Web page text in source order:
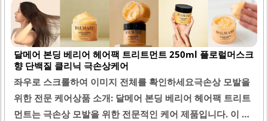
서는 단백질 쉐이크를 고를 때 꼭 확인해야 할 핵심 포인트를
친절하게 알려드릴게요.1. 단백질 쉐이크 성분표에서 꼭 확인
할 것단백질 쉐이크를 고를 때 가장 먼저 봐야 할 것은 성분표
예요. 제품마다 단백질 함량이 크게 다를 수 있어서 한 번에
얼마나 많은 단백질을 섭취할 수 있는지 확인하는 게 중요해
요. 보통 1회분 기준으로 20~30g의 단백질이 들어있는 제품
이 좋아요. 또, 첨가된 당류와 지방의 양도 꼭..
달메어 본딩 베리어 헤어팩 트리트먼트 250ml 플로럴머스크
향 단백질 클리닉 극손상케어
좌우로 스크롤하여 이미지 전체를 확인하세요극손상 모발을
위한 전문 케어상품 소개: 달메어 본딩 베리어 헤어팩 트리트
먼트는 극손상 모발을 위한 전문적인 케어 제품입니다. 이 제